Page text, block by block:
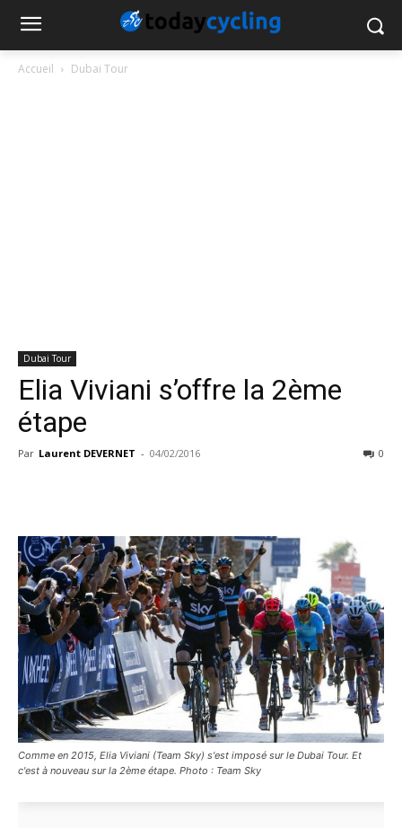
Accueil Dubai Tour
Dubai Tour
Elia Viviani s’offre la 2ème
étape
Par Laurent DEVERNET - 04/02/2016 0
Comme en 2015, Elia Viviani (Team Sky) s'est imposé sur le Dubai Tour. Et
c'est à nouveau sur la 2ème étape. Photo : Team Sky